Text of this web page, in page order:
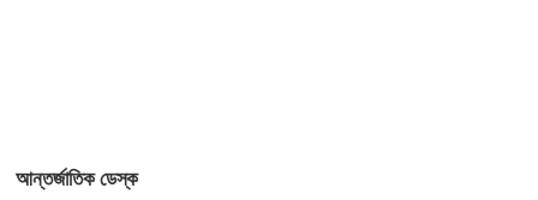
আন্তর্জাতিক ডেস্ক